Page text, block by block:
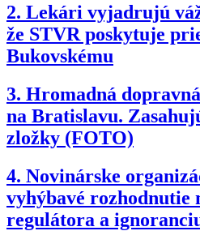
2. Lekári vyjadrujú
že STVR poskytuje
Bukovskému
3. Hromadná
na Bratislavu.
zložky (FOTO)
4. Novinárske
vyhýbavé rozhodnutie
regulátora a